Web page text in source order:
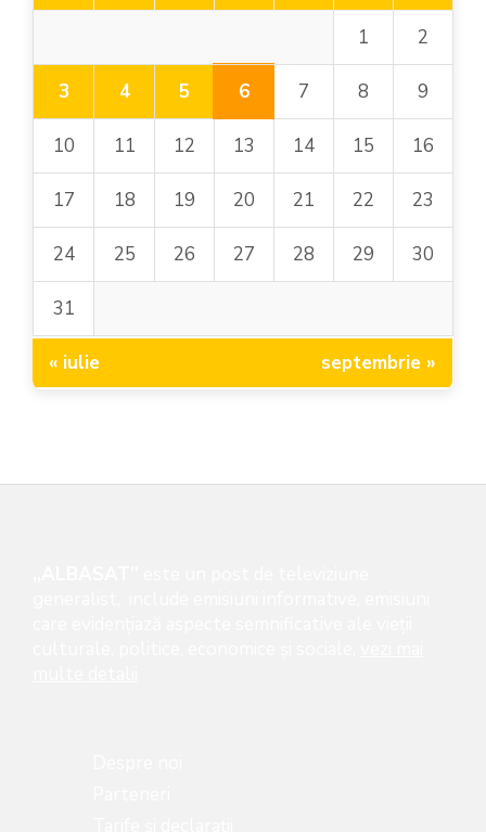
1 2
3 4 5 6 7 8 9
10 11 12 13 14 15 16
17 18 19 20 21 22 23
24 25 26 27 28 29 30
31
« iulie septembrie »